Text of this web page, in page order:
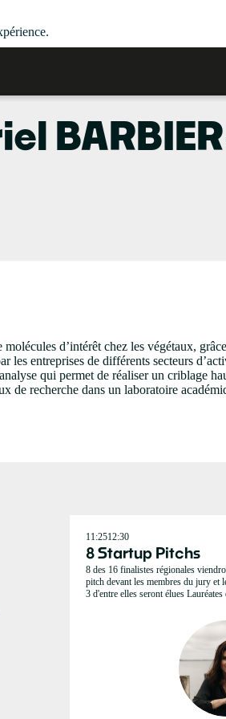
d’intérêt chez les végétaux,
les entreprises de différents secteurs
qui permet de réaliser un criblage
de recherche dans un laboratoire
11:2512:30
8 Startup Pitchs
8 des 16 finalistes régionales
pitch devant les membres du jury et
3 d'entre elles seront élues Lauréates